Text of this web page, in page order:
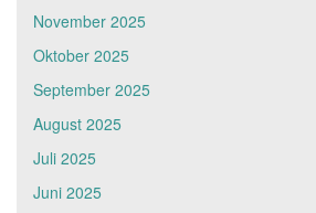
November 2025
Oktober 2025
September 2025
August 2025
Juli 2025
Juni 2025